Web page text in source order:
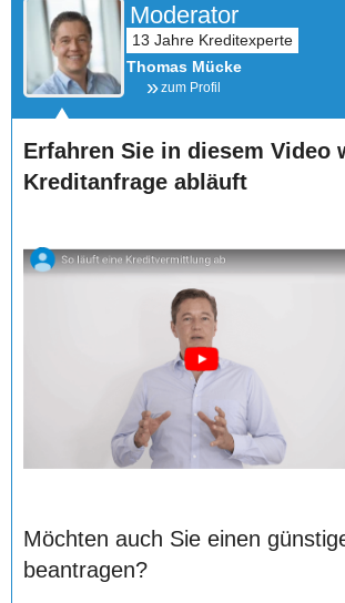
Moderator
Thomas Mücke
zum Profil
Erfahren Sie in diesem Video
Kreditanfrage abläuft
Möchten auch Sie einen
beantragen?